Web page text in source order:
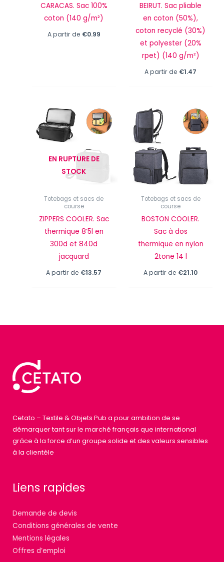
CARACAS. Sac 100%
coton (140 g/m²)
A partir de €0.99
BEIRUT. Sac pliable
en coton (50%),
coton recyclé (30%)
et polyester (20%
rpet) (140 g/m²)
A partir de €1.47
EN RUPTURE DE
STOCK
Totebags et sacs de
course
ZIPPERS COOLER. Sac
thermique 8’5l en
300d et 840d
jacquard
A partir de €13.57
Totebags et sacs de
course
BOSTON COOLER.
Sac à dos
thermique en nylon
2tone 14 l
A partir de €21.10
Cetato – Textile & Objets Pub a pour ambition de se
démarquer tant sur le marché français que international
grâce à la force d’un groupe solide et des valeurs sensibles
à la clientèle
Liens rapides
Demande de devis
Conditions générales de vente
Mentions légales
Offres d’emploi